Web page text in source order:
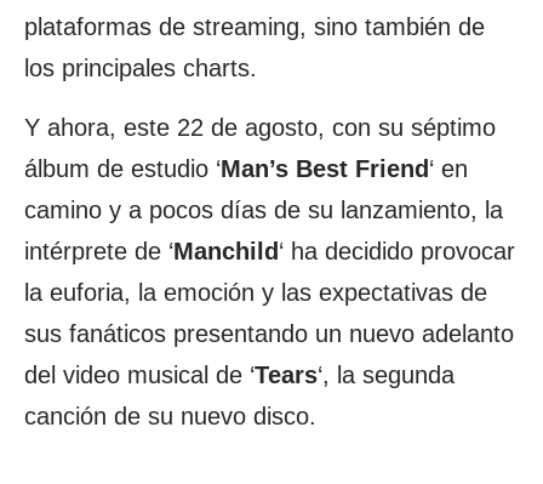
plataformas de streaming, sino también de
los principales charts.
Y ahora, este 22 de agosto, con su séptimo
álbum de estudio ‘Man’s Best Friend ‘ en
camino y a pocos días de su lanzamiento, la
intérprete de ‘Manchild ‘ ha decidido provocar
la euforia, la emoción y las expectativas de
sus fanáticos presentando un nuevo adelanto
del video musical de ‘Tears‘, la segunda
canción de su nuevo disco.